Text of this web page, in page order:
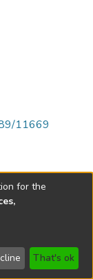
11669
for the
That's ok